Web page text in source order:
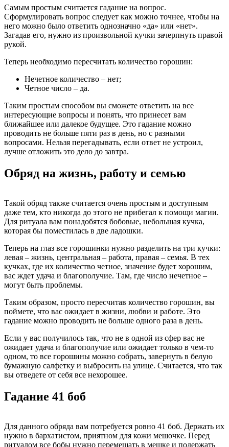
Самым простым считается гадание на вопрос.
Сформулировать вопрос следует как можно точнее, чтобы на
него можно было ответить однозначно «да» или «нет».
Загадав его, нужно из произвольной кучки зачерпнуть правой
рукой.
Теперь необходимо пересчитать количество горошин:
Нечетное количество – нет;
Четное число – да.
Таким простым способом вы сможете ответить на все
интересующие вопросы и понять, что принесет вам
ближайшее или далекое будущее. Это гадание можно
проводить не больше пяти раз в день, но с разными
вопросами. Нельзя перегадывать, если ответ не устроил,
лучше отложить это дело до завтра.
Обряд на жизнь, работу и семью
Такой обряд также считается очень простым и доступным
даже тем, кто никогда до этого не прибегал к помощи магии.
Для ритуала вам понадобятся бобовые, небольшая кучка,
которая бы поместилась в две ладошки.
Теперь на глаз все горошинки нужно разделить на три кучки:
левая – жизнь, центральная – работа, правая – семья. В тех
кучках, где их количество четное, значение будет хорошим,
вас ждет удача и благополучие. Там, где число нечетное –
могут быть проблемы.
Таким образом, просто пересчитав количество горошин, вы
поймете, что вас ожидает в жизни, любви и работе. Это
гадание можно проводить не больше одного раза в день.
Если у вас получилось так, что не в одной из сфер вас не
ожидает удача и благополучие или ожидает только в чем-то
одном, то все горошины можно собрать, завернуть в белую
бумажную салфетку и выбросить на улице. Считается, что так
вы отведете от себя все нехорошее.
Гадание 41 боб
Для данного обряда вам потребуется ровно 41 боб. Держать их
нужно в бархатистом, приятном для кожи мешочке. Перед
ритуалом все бобы нужно перемешать в мешке и подержать